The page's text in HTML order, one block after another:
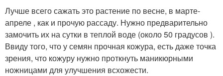
Лучше всего сажать это растение по весне, в марте-
апреле , как и прочую рассаду. Нужно предварительно
замочить их на сутки в теплой воде (около 50 градусов ).
Ввиду того, что у семян прочная кожура, есть даже точка
зрения, что кожуру нужно проткнуть маникюрными
ножницами для улучшения всхожести.